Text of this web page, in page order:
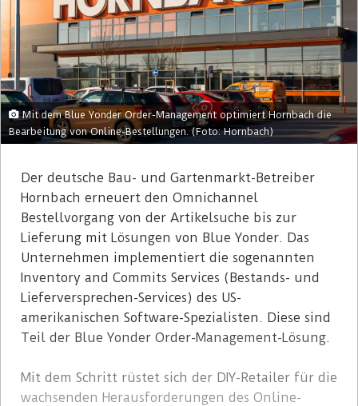
Mit dem Blue Yonder Order-Management optimiert Hornbach die
Bearbeitung von Online-Bestellungen. (Foto: Hornbach)
Der deutsche Bau- und Gartenmarkt-Betreiber
Hornbach erneuert den Omnichannel
Bestellvorgang von der Artikelsuche bis zur
Lieferung mit Lösungen von Blue Yonder. Das
Unternehmen implementiert die sogenannten
Inventory and Commits Services (Bestands- und
Lieferversprechen-Services) des US-
amerikanischen Software-Spezialisten. Diese sind
Teil der Blue Yonder Order-Management-Lösung.
Mit dem Schritt rüstet sich der DIY-Retailer für die
wachsenden Herausforderungen des Online-